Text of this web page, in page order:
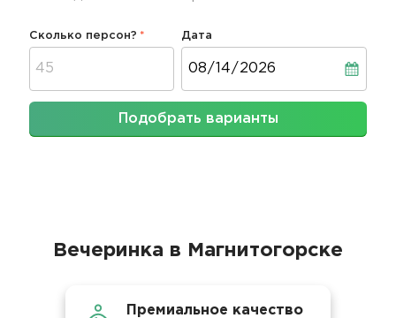
Сколько персон? Дата
Подобрать варианты
Вечеринка в Магнитогорске
Премиальное качество